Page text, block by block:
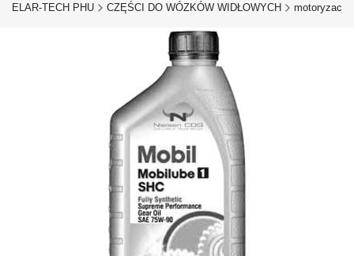
ELAR-TECH PHU CZĘŚCI DO WÓZKÓW WIDŁOWYCH motoryzacja